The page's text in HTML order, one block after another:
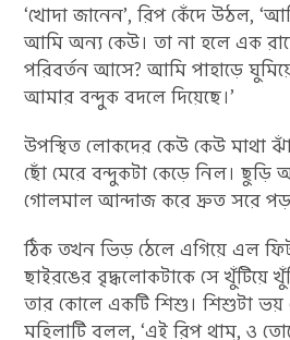
‘খোদা জানেন’, রিপ কেঁদে উঠল,
আমি অন্য কেউ। তা না হলে এক
পরিবর্তন আসে? আমি পাহাড়ে
আমার বন্দুক বদলে দিয়েছে।’
উপস্থিত লোকদের কেউ কেউ মাথা
ছোঁ মেরে বন্দুকটা কেড়ে নিল।
গোলমাল আন্দাজ করে দ্রুত সরে
ঠিক তখন ভিড় ঠেলে এগিয়ে এল
ছাইরঙের বৃদ্ধলোকটাকে সে খুঁটিয়ে
তার কোলে একটি শিশু। শিশুটা
মহিলাটি বলল, ‘এই রিপ থাম্, ও